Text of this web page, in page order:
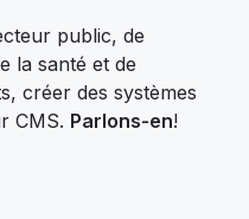
public, de
la santé et de
créer des systèmes
CMS. Parlons-en!